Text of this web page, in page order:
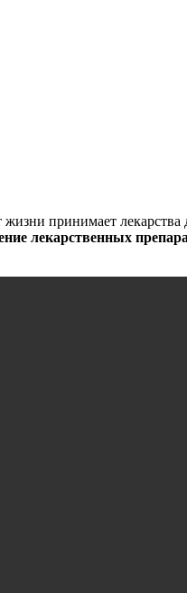
принимает
лекарственных